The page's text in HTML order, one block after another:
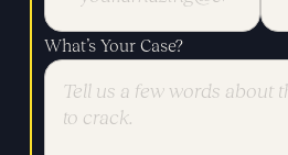
What’s Your Case?